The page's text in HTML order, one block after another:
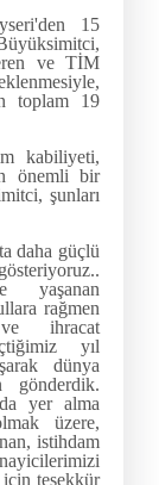
15
ve TİM
toplam 19
kabiliyeti,
önemli bir
şunları
daha güçlü
yaşanan
rağmen
ve ihracat
yıl
dünya
gönderdik.
yer alma
üzere,
istihdam
teşekkür